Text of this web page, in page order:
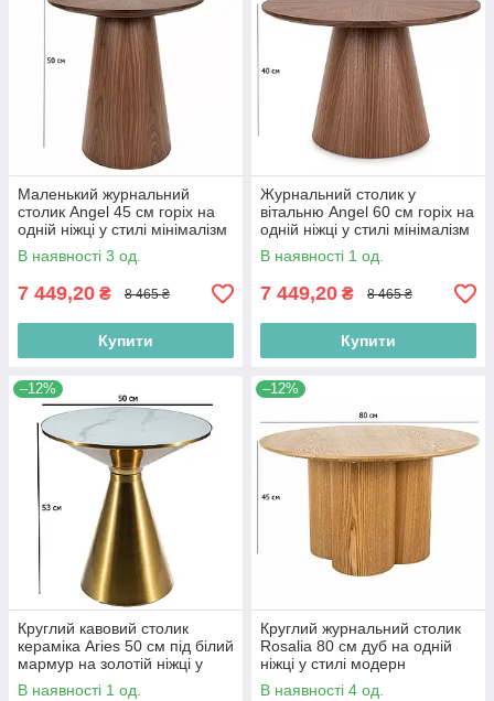
Маленький журнальний
столик Angel 45 см горіх на
одній ніжці у стилі мінімалізм
В наявності 3 од.
7 449,20 ₴ 8 465 ₴
Купити
Журнальний столик у
вітальню Angel 60 см горіх на
одній ніжці у стилі мінімалізм
В наявності 1 од.
7 449,20 ₴ 8 465 ₴
Купити
–12%
Круглий кавовий столик
кераміка Aries 50 см під білий
мармур на золотій ніжці у
стилі гламур до зали
В наявності 1 од.
–12%
Круглий журнальний столик
Rosalia 80 см дуб на одній
ніжці у стилі модерн
В наявності 4 од.